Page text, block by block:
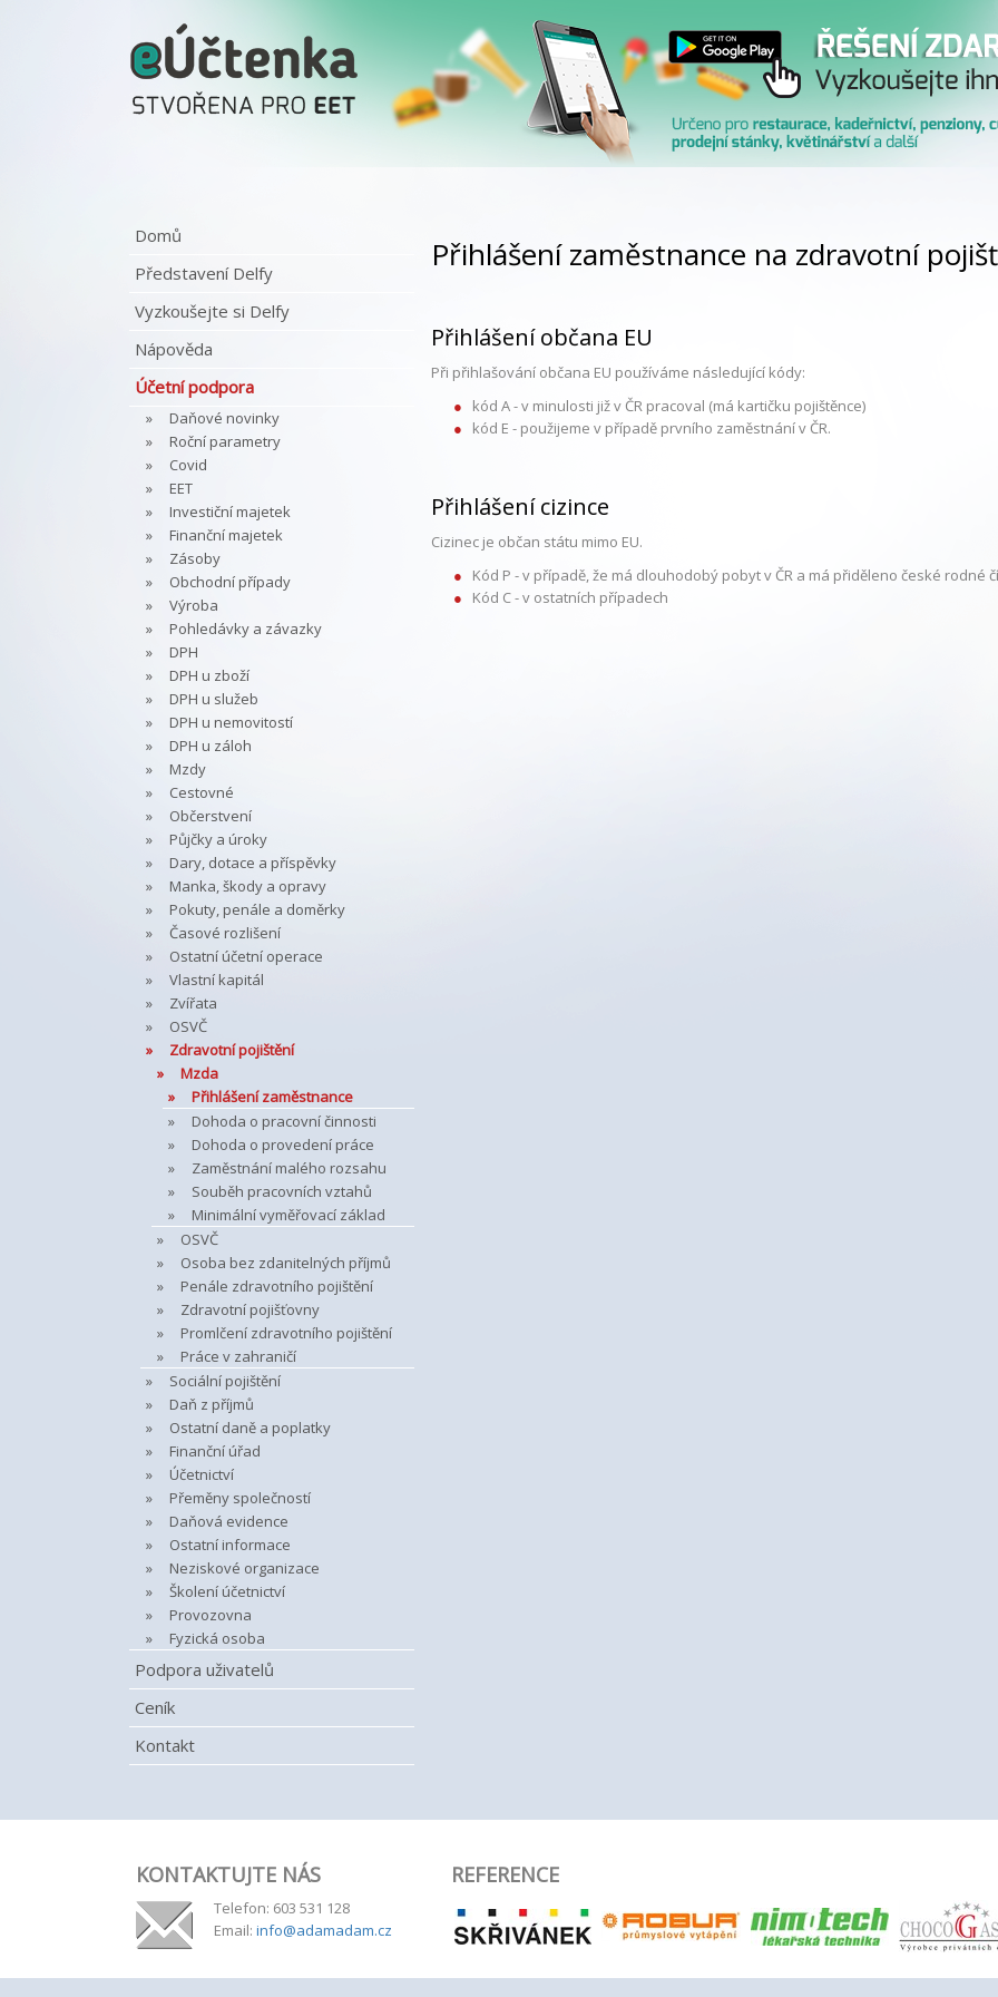
Domů
Představení Delfy
Vyzkoušejte si Delfy
Nápověda
Účetní podpora
Daňové novinky
Roční parametry
Covid
EET
Investiční majetek
Finanční majetek
Zásoby
Obchodní případy
Výroba
Pohledávky a závazky
DPH
DPH u zboží
DPH u služeb
DPH u nemovitostí
DPH u záloh
Mzdy
Cestovné
Občerstvení
Půjčky a úroky
Dary, dotace a příspěvky
Manka, škody a opravy
Pokuty, penále a doměrky
Časové rozlišení
Ostatní účetní operace
Vlastní kapitál
Zvířata
OSVČ
Zdravotní pojištění
Mzda
Přihlášení zaměstnance
Dohoda o pracovní činnosti
Dohoda o provedení práce
Zaměstnání malého rozsahu
Souběh pracovních vztahů
Minimální vyměřovací základ
OSVČ
Osoba bez zdanitelných příjmů
Penále zdravotního pojištění
Zdravotní pojišťovny
Promlčení zdravotního pojištění
Práce v zahraničí
Sociální pojištění
Daň z příjmů
Ostatní daně a poplatky
Finanční úřad
Účetnictví
Přeměny společností
Daňová evidence
Ostatní informace
Neziskové organizace
Školení účetnictví
Provozovna
Fyzická osoba
Podpora uživatelů
Ceník
Kontakt
Přihlášení zaměstnance na zdravotní
Přihlášení občana EU
Při přihlašování občana EU používáme následující kódy:
kód A - v minulosti již v ČR pracoval (má kartičku pojištěnce)
kód E - použijeme v případě prvního zaměstnání v ČR.
Přihlášení cizince
Cizinec je občan státu mimo EU.
Kód P - v případě, že má dlouhodobý pobyt v ČR a má přiděleno české rodné
Kód C - v ostatních případech
KONTAKTUJTE NÁS
Telefon: 603 531 128
Email: info@adamadam.cz
REFERENCE